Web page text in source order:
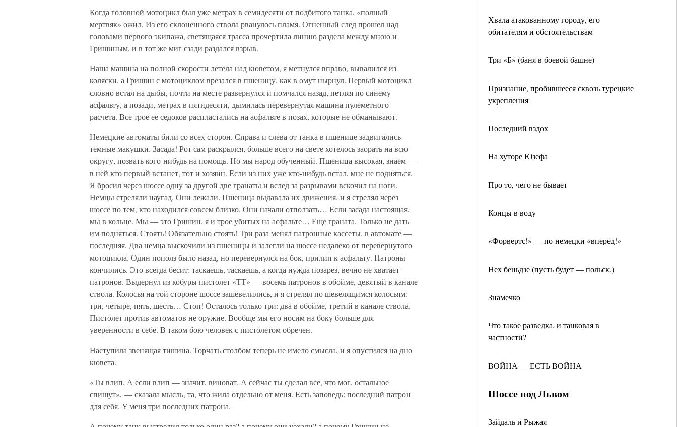
Хвала атакованному городу, его
обитателям и обстоятельствам
Три «Б» (баня в боевой башне)
Признание, пробившееся сквозь турецкие
укрепления
Последний вздох
На хуторе Юзефа
Про то, чего не бывает
Концы в воду
«Форвертс!» — по-немецки «вперёд!»
Нех беньдзе (пусть будет — польск.)
Знамечко
Что такое разведка, и танковая в
частности?
ВОЙНА — ЕСТЬ ВОЙНА
Шоссе под Львом
Зайдаль и Рыжая
Когда головной мотоцикл был уже метрах в семидесяти от подбитого танка, «полный
мертвяк» ожил. Из его склоненного ствола рванулось пламя. Огненный след прошел над
головами первого экипажа, светящаяся трасса прочертила линию раздела между мною и
Гришиным, и в тот же миг сзади раздался взрыв.
Наша машина на полной скорости летела над кюветом, я метнулся вправо, вывалился из
коляски, а Гришин с мотоциклом врезался в пшеницу, как в омут нырнул. Первый мотоцикл
словно встал на дыбы, почти на месте развернулся и помчался назад, петляя по синему
асфальту, а позади, метрах в пятидесяти, дымилась перевернутая машина пулеметного
расчета. Все трое ее седоков распластались на асфальте в позах, которые не обманывают.
Немецкие автоматы били со всех сторон. Справа и слева от танка в пшенице задвигались
темные макушки. Засада! Рот сам раскрылся, больше всего на свете хотелось заорать на всю
округу, позвать кого-нибудь на помощь. Но мы народ обученный. Пшеница высокая, знаем —
в ней кто первый встанет, тот и хозяин. Если из них уже кто-нибудь встал, мне не подняться.
Я бросил через шоссе одну за другой две гранаты и вслед за разрывами вскочил на ноги.
Немцы стреляли наугад. Они лежали. Пшеница выдавала их движения, и я стрелял через
шоссе по тем, кто находился совсем близко. Они начали отползать… Если засада настоящая,
мы в кольце. Мы — это Гришин, я и трое убитых на асфальте… Еще граната. Только не дать
им подняться. Стоять! Обязательно стоять! Три раза менял патронные кассеты, в автомате —
последняя. Два немца выскочили из пшеницы и залегли на шоссе недалеко от перевернутого
мотоцикла. Один пополз было назад, но перевернулся на бок, прилип к асфальту. Патроны
кончились. Это всегда бесит: таскаешь, таскаешь, а когда нужда позарез, вечно не хватает
патронов. Выдернул из кобуры пистолет «ТТ» — восемь патронов в обойме, девятый в канале
ствола. Колосья на той стороне шоссе зашевелились, и я стрелял по шевелящимся колосьям:
три, четыре, пять, шесть… Стоп! Осталось только три: два в обойме, третий в канале ствола.
Пистолет против автоматов не оружие. Вообще мы его носим на боку больше для
уверенности в себе. В таком бою человек с пистолетом обречен.
Наступила звенящая тишина. Торчать столбом теперь не имело смысла, и я опустился на дно
кювета.
«Ты влип. А если влип — значит, виноват. А сейчас ты сделал все, что мог, остальное
спишут», — сказала мысль, та, что жила отдельно от меня. Есть заповедь: последний патрон
для себя. У меня три последних патрона.